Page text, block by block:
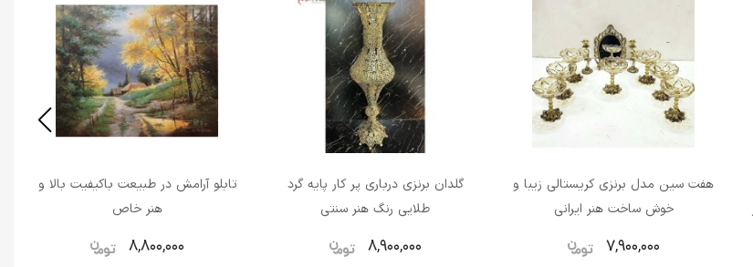
هفت سین مدل برنزی کریستالی زیبا و
خوش ساخت هنر ایرانی
7,900,000
گلدان برنزی درباری پر کار پایه گرد
طلایی رنگ هنر سنتی
8,900,000
تابلو آرامش در طبیعت باکیفیت بالا و
هنر خاص
8,800,000